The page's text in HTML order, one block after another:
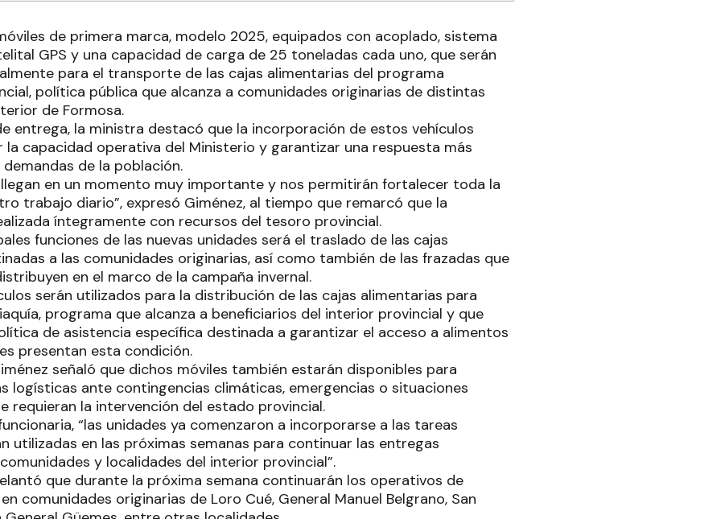
de primera marca, modelo 2025, equipados con acoplado, sistema
GPS y una capacidad de carga de 25 toneladas cada uno, que serán
para el transporte de las cajas alimentarias del programa
política pública que alcanza a comunidades originarias de distintas
de Formosa.
entrega, la ministra destacó que la incorporación de estos vehículos
capacidad operativa del Ministerio y garantizar una respuesta más
de la población.
en un momento muy importante y nos permitirán fortalecer toda la
trabajo diario”, expresó Giménez, al tiempo que remarcó que la
íntegramente con recursos del tesoro provincial.
funciones de las nuevas unidades será el traslado de las cajas
a las comunidades originarias, así como también de las frazadas que
en el marco de la campaña invernal.
serán utilizados para la distribución de las cajas alimentarias para
programa que alcanza a beneficiarios del interior provincial y que
de asistencia específica destinada a garantizar el acceso a alimentos
presentan esta condición.
señaló que dichos móviles también estarán disponibles para
logísticas ante contingencias climáticas, emergencias o situaciones
requieran la intervención del estado provincial.
“las unidades ya comenzaron a incorporarse a las tareas
utilizadas en las próximas semanas para continuar las entregas
y localidades del interior provincial”.
que durante la próxima semana continuarán los operativos de
comunidades originarias de Loro Cué, General Manuel Belgrano, San